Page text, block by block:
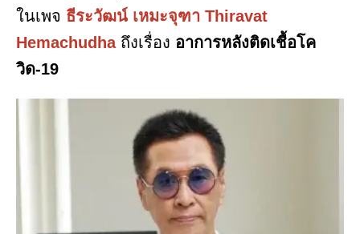
ในเพจ ธีระวัฒน์ เหมะจุฑา Thiravat
Hemachudhaถึงเรื่อง อาการหลังติดเชื้อโค
วิด-19